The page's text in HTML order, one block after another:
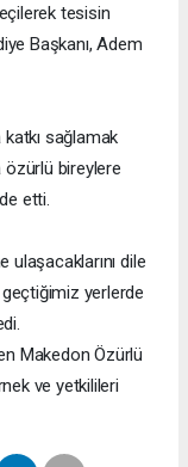
tesisin
Başkanı, Adem
katkı sağlamak
bireylere
etti.
ulaşacaklarını dile
yerlerde
Makedon Özürlü
ve yetkilileri